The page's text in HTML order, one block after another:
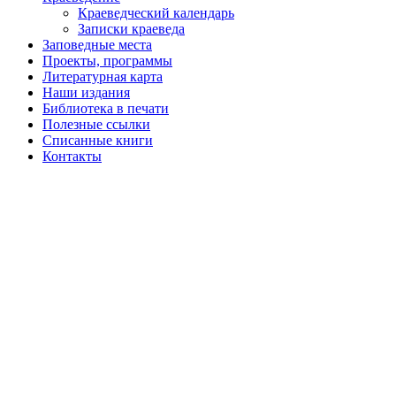
Краеведческий календарь
Записки краеведа
Заповедные места
Проекты, программы
Литературная карта
Наши издания
Библиотека в печати
Полезные ссылки
Списанные книги
Контакты